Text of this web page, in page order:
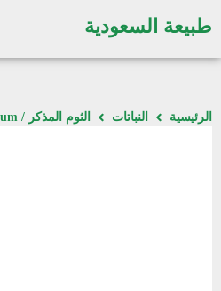
طبيعة السعودية
الرئيسية النباتات الثوم المذكر / Allium stamineum